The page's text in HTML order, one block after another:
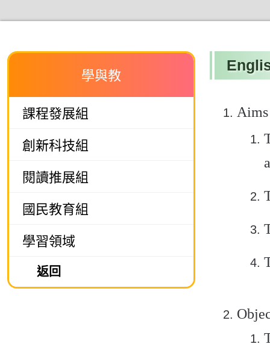
學與教
課程發展組
創新科技組
閱讀推展組
國民教育組
學習領域
返回
Aims